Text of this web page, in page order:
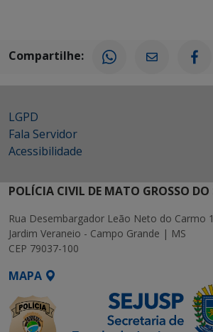
Compartilhe:
LGPD
Fala Servidor
Acessibilidade
POLÍCIA CIVIL DE MATO GROSSO DO
Rua Desembargador Leão Neto do Carmo
Jardim Veraneio - Campo Grande | MS
CEP 79037-100
MAPA